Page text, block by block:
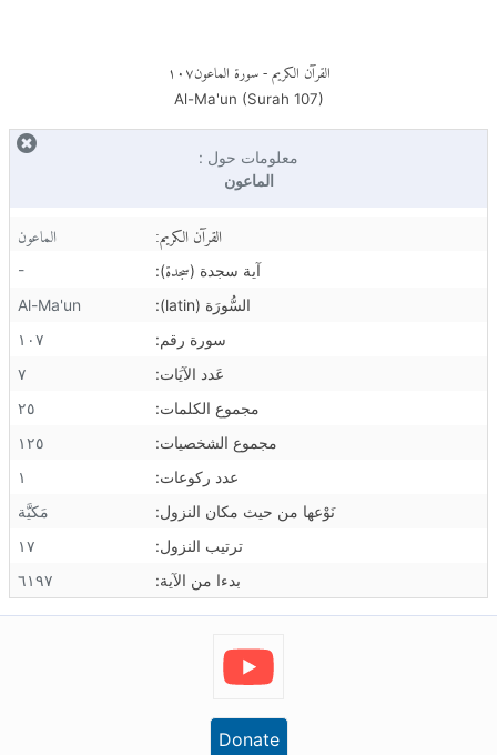
القرآن الكريم- سورة الماعون١٠٧
Al-Ma'un (Surah 107)
معلومات حول :
الماعون
القرآن الكريم: الماعون
آية سجدة (سجدة):
-
السُّورَة (latin):
Al-Ma'un
سورة رقم:
١٠٧
عَدد الآيَات:
٧
مجموع الكلمات:
٢٥
مجموع الشخصيات:
١٢٥
عدد رکوعات:
١
نَوْعها من حيث مكان النزول:
مَكيَّة
ترتيب النزول:
١٧
بدءا من الآية:
٦١٩٧
Donate